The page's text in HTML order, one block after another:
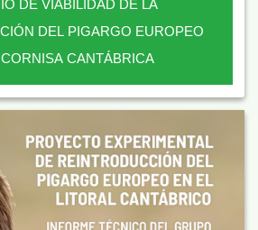
DE VIABILIDAD DE LA
DEL PIGARGO EUROPEO
CANTÁBRICA